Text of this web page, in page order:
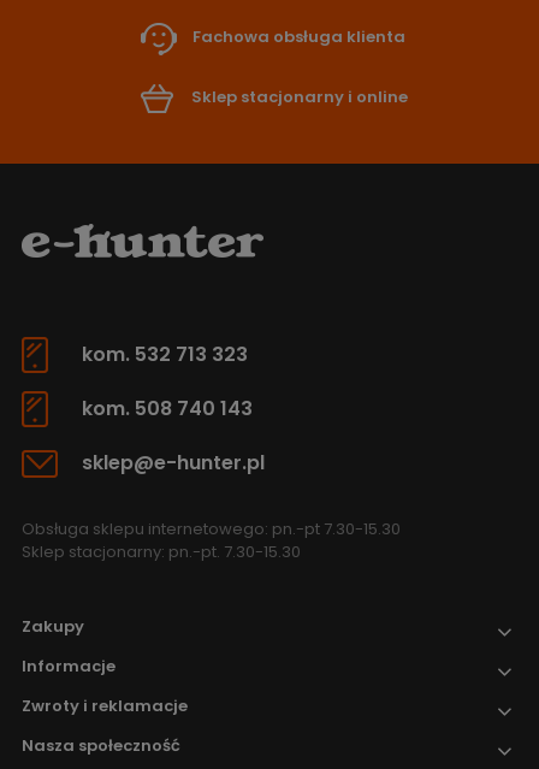
Fachowa obsługa klienta
Sklep stacjonarny i online
kom. 532 713 323
kom. 508 740 143
sklep@e-hunter.pl
Obsługa sklepu internetowego: pn.-pt 7.30-15.30
Sklep stacjonarny: pn.-pt. 7.30-15.30
Zakupy
Informacje
Zwroty i reklamacje
Nasza społeczność